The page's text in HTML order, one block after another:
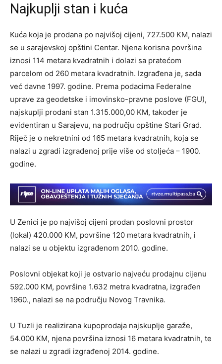
Najkuplji stan i kuća
Kuća koja je prodana po najvišoj cijeni, 727.500 KM, nalazi
se u sarajevskoj opštini Centar. Njena korisna površina
iznosi 114 metara kvadratnih i dolazi sa pratećom
parcelom od 260 metara kvadratnih. Izgrađena je, sada
već davne 1997. godine. Prema podacima Federalne
uprave za geodetske i imovinsko-pravne poslove (FGU),
najskuplji prodani stan 1.315.000,00 KM, također je
evidentiran u Sarajevu, na području opštine Stari Grad.
Riječ je o nekretnini od 165 metara kvadratnih, koja se
nalazi u zgradi izgrađenoj prije više od stoljeća – 1900.
godine.
U Zenici je po najvišoj cijeni prodan poslovni prostor
(lokal) 420.000 KM, površine 120 metara kvadratnih, i
nalazi se u objektu izgrađenom 2010. godine.
Poslovni objekat koji je ostvario najveću prodajnu cijenu
592.000 KM, površine 1.632 metra kvadratna, izgrađen
1960., nalazi se na području Novog Travnika.
U Tuzli je realizirana kupoprodaja najskuplje garaže,
54.000 KM, njena površina iznosi 16 metara kvadratnih, te
se nalazi u zgradi izgrađenoj 2014. godine.